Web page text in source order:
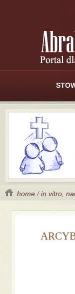
home /in vitro